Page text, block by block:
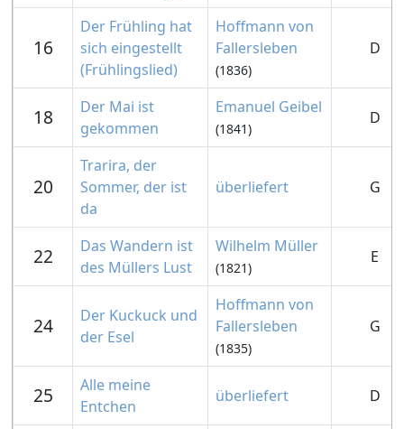
16
Der Frühling hat
sich eingestellt
(Frühlingslied)
Hoffmann von
Fallersleben
(1836)
D
18
Der Mai ist
gekommen
Emanuel Geibel
(1841)
D
20
Trarira, der
Sommer, der ist
da
überliefert G
22
Das Wandern ist
des Müllers Lust
Wilhelm Müller
(1821)
E
24
Der Kuckuck und
der Esel
Hoffmann von
Fallersleben
(1835)
G
25
Alle meine
Entchen
überliefert D